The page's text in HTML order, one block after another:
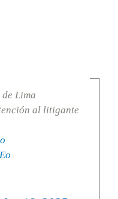
Lima
al litigante